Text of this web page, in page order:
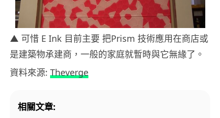
▲ 可惜 E Ink 目前主要 把Prism 技術應用在商店或
是建築物承建商，一般的家庭就暫時與它無緣了。
資料來源: Theverge
相關文章: